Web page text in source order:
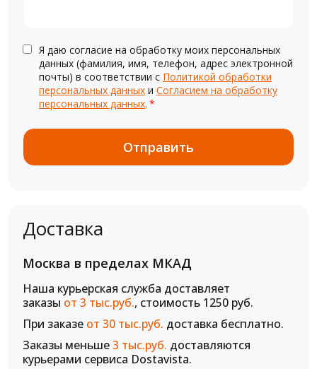
Я даю согласие на обработку моих персональных
данных (фамилия, имя, телефон, адрес электронной
почты) в соответствии с Политикой обработки
персональных данных и Согласием на обработку
персональных данных. *
Доставка
Москва в пределах МКАД
Наша курьерская служба доставляет
заказы от 3 тыс.руб., стоимость 1250 руб.
При заказе от 30 тыс.руб. доставка бесплатно.
Заказы меньше3 тыс.руб. доставляются
курьерами сервиса Dostavista.